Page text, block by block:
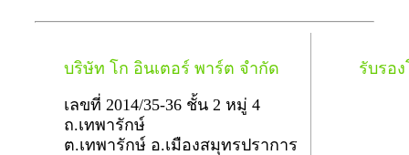
บริษัท โก อินเตอร์ พาร์ต จำกัด
เลขที่ 2014/35-36 ชั้น 2 หมู่ 4
ถ.เทพารักษ์
ต.เทพารักษ์ อ.เมืองสมุทรปราการ
รับรอ